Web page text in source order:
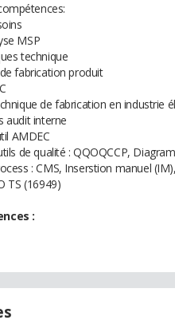
MSP
technique
fabrication produit
de fabrication en industrie
audit interne
AMDEC
de qualité : QQOQCCP,
: CMS, Inserstion manuel
TS (16949)
: